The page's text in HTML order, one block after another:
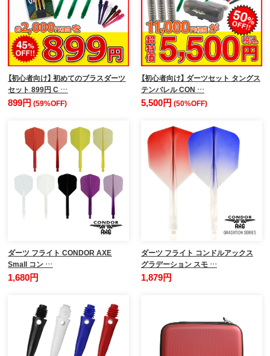
【初心者向け】 初めてのブラスダーツ
セット 899円 C …
899円(59%OFF)
【初心者向け】 ダーツセット タングス
テンバレル CON …
5,500円 (50%OFF)
ダーツ フライト CONDOR AXE
Small コン …
1,680円
ダーツ フライト コンドルアックス
グラデーション スモ …
1,879円